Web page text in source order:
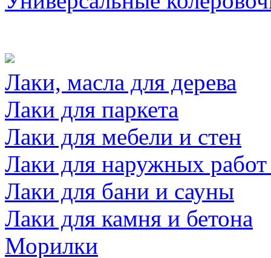
Лаки, масла для дерева
Лаки для паркета
Лаки для мебели и стен
Лаки для наружных
Лаки для бани и сауны
Лаки для камня и бетона
Морилки